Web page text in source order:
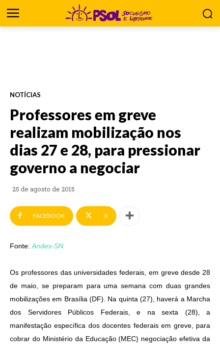
NOTÍCIAS
Professores em greve
realizam mobilização nos
dias 27 e 28, para pressionar
governo a negociar
25 de agosto de 2015
FACEBOOK X
Fonte: Andes-SN
Os professores das universidades federais, em greve desde 28
de maio, se preparam para uma semana com duas grandes
mobilizações em Brasília (DF). Na quinta (27), haverá a Marcha
dos Servidores Públicos Federais, e na sexta (28), a
manifestação específica dos docentes federais em greve, para
cobrar do Ministério da Educação (MEC) negociação efetiva da